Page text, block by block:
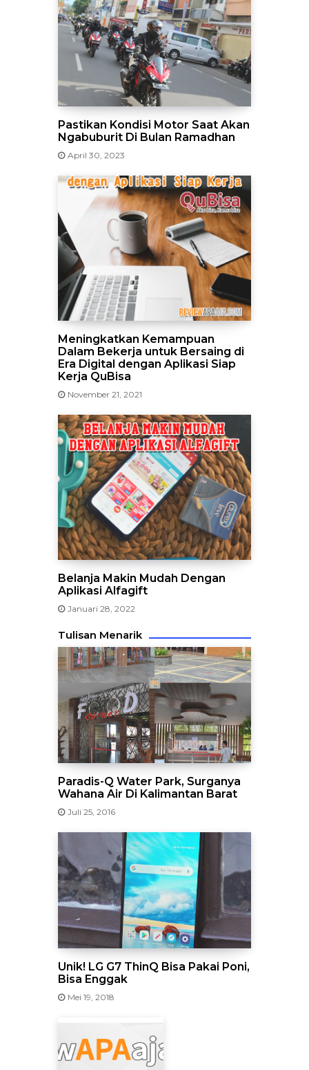
Pastikan Kondisi Motor Saat Akan
Ngabuburit Di Bulan Ramadhan
April 30, 2023
Meningkatkan Kemampuan
Dalam Bekerja untuk Bersaing di
Era Digital dengan Aplikasi Siap
Kerja QuBisa
November 21, 2021
Belanja Makin Mudah Dengan
Aplikasi Alfagift
Januari 28, 2022
Tulisan Menarik
Paradis-Q Water Park, Surganya
Wahana Air Di Kalimantan Barat
Juli 25, 2016
Unik! LG G7 ThinQ Bisa Pakai Poni,
Bisa Enggak
Mei 19, 2018